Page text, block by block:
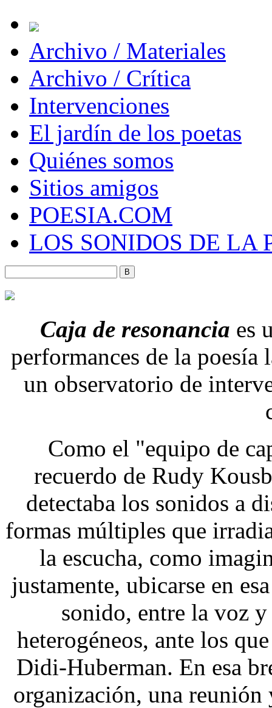
Archivo / Materiales
Archivo / Crítica
Intervenciones
El jardín de los poetas
Quiénes somos
Sitios amigos
POESIA.COM
LOS SONIDOS DE LA
Caja de resonancia es
performances de la poesía
un observatorio de
Como el "equipo de
recuerdo de Rudy
detectaba los sonidos a
formas múltiples que
la escucha, como
justamente, ubicarse en
sonido, entre la voz
heterogéneos, ante los
Didi-Huberman. En esa
organización, una